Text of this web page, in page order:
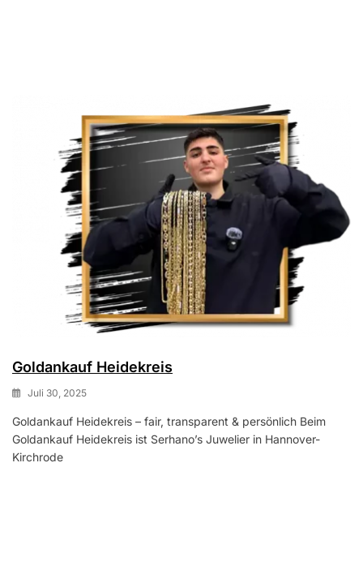
Goldankauf Heidekreis
Juli 30, 2025
Goldankauf Heidekreis – fair, transparent & persönlich Beim
Goldankauf Heidekreis ist Serhano’s Juwelier in Hannover-
Kirchrode